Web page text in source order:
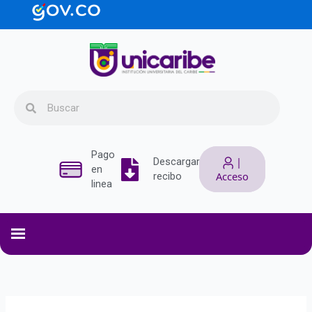
contenido
Pago
en
linea
Descargar
recibo
|
Acceso